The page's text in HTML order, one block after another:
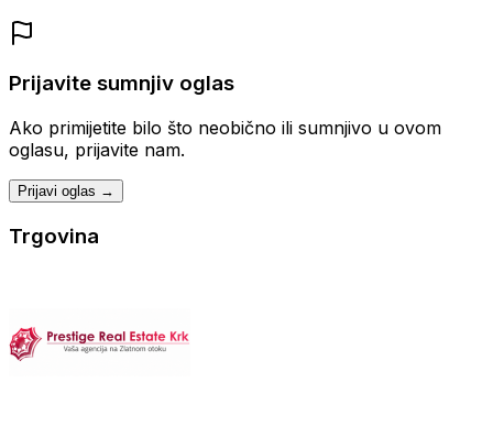
Prijavite sumnjiv oglas
Ako primijetite bilo što neobično ili sumnjivo u ovom
oglasu, prijavite nam.
Prijavi oglas →
Trgovina